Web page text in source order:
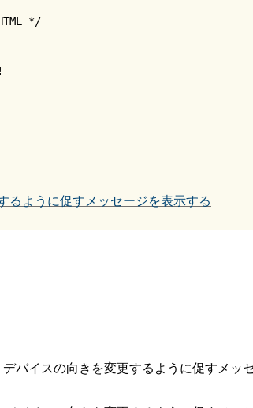
*/
るように促すメッセージを表示する
バイスの向きを変更するように促すメッ